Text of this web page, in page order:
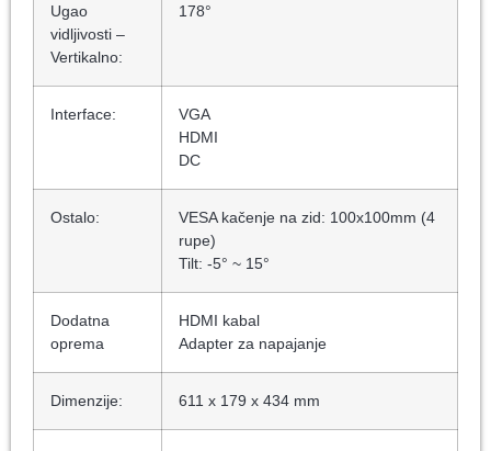
Ugao
vidljivosti –
Vertikalno:
178°
Interface:
VGA
HDMI
DC
Ostalo:
VESA kačenje na zid: 100x100mm (4
rupe)
Tilt: -5° ~ 15°
Dodatna
oprema
HDMI kabal
Adapter za napajanje
Dimenzije: 611 x 179 x 434 mm